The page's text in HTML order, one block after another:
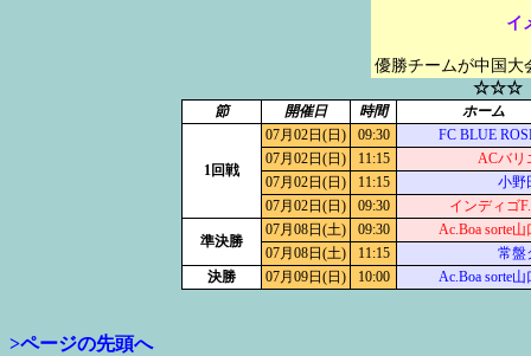
イ
優勝チームが中国大
☆☆☆
節 開催日 時間 ホーム
1回戦
07月02日(日) 09:30
FC BLUE
07月02日(日)
11:15
ACバリ
07月02日(日)
11:15
小野
07月02日(日)
09:30 インディゴ
準決勝
07月08日(土) 09:30
Ac.Boa sorte
07月08日(土)
11:15
常盤
決勝
07月09日(日) 10:00 Ac.Boa sorte
>ページの先頭へ